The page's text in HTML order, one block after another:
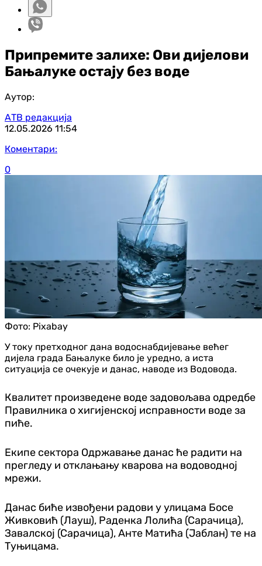
Припремите залихе: Ови дијелови
Бањалуке остају без воде
Аутор:
АТВ редакција
12.05.2026 11:54
Коментари:
0
Фото: Pixabay
У току претходног дана водоснабдијевање већег
дијела града Бањалуке било је уредно, а иста
ситуација се очекује и данас, наводе из Водовода.
Квалитет произведене воде задовољава одредбе
Правилника о хигијенској исправности воде за
пиће.
Екипе сектора Одржавање данас ће радити на
прегледу и отклањању кварова на водоводној
мрежи.
Данас биће извођени радови у улицама Босе
Живковић (Лауш), Раденка Лолића (Сарачица),
Завалској (Сарачица), Анте Матића (Јаблан) те на
Туњицама.